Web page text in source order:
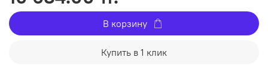
В корзину
Купить в 1 клик